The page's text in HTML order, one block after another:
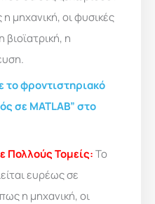
μηχανική, οι φυσικές
βιοϊατρική, η
το φροντιστηριακό
σε MATLAB” στο
Πολλούς Τομείς:Το
ευρέως σε
η μηχανική, οι